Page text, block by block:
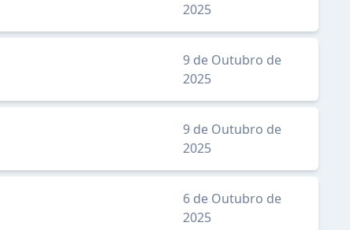
2025
9 de Outubro de
2025
9 de Outubro de
2025
6 de Outubro de
2025